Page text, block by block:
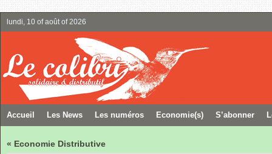
lundi, 10 of août of 2026
Accueil Les News Les numéros Economie(s) S’abonner
« Economie Distributive